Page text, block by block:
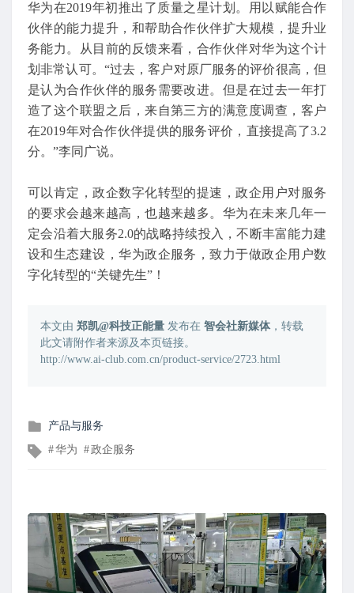
华为在2019年初推出了质量之星计划。用以赋能合作
伙伴的能力提升，和帮助合作伙伴扩大规模，提升业
务能力。从目前的反馈来看，合作伙伴对华为这个计
划非常认可。“过去，客户对原厂服务的评价很高，但
是认为合作伙伴的服务需要改进。但是在过去一年打
造了这个联盟之后，来自第三方的满意度调查，客户
在2019年对合作伙伴提供的服务评价，直接提高了3.2
分。”李同广说。
可以肯定，政企数字化转型的提速，政企用户对服务
的要求会越来越高，也越来越多。华为在未来几年一
定会沿着大服务2.0的战略持续投入，不断丰富能力建
设和生态建设，华为政企服务，致力于做政企用户数
字化转型的“关键先生”！
本文由 郑凯@科技正能量 发布在 智会社新媒体，转载
此文请附作者来源及本页链接。
http://www.ai-club.com.cn/product-service/2723.html
发
在
产品与服务
文华为 政企服务